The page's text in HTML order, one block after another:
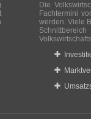
Die
Fachtermini
werden. Viele